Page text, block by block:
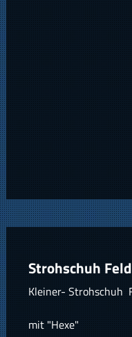
In
Strohschuh
Kleiner- Strohschuh
mit "Hexe"